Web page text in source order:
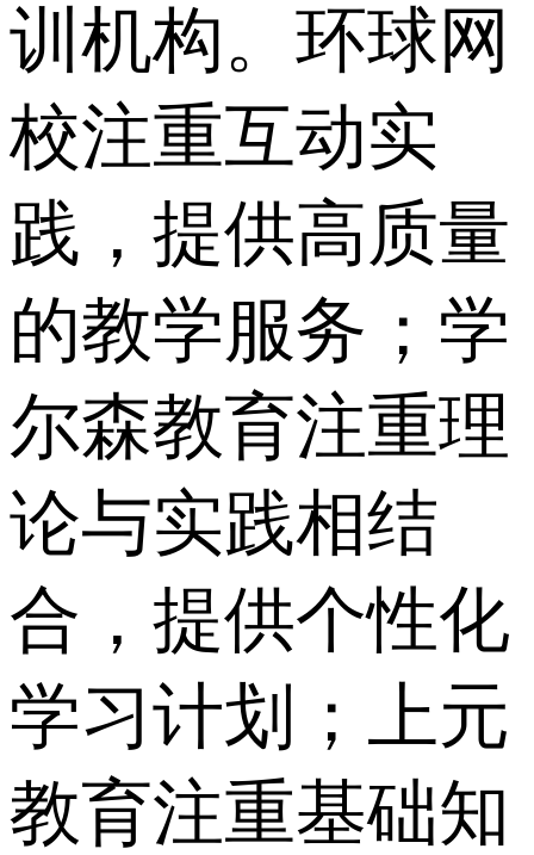
训机构。环球网
校注重互动实
践，提供高质量
的教学服务；学
尔森教育注重理
论与实践相结
合，提供个性化
学习计划；上元
教育注重基础知